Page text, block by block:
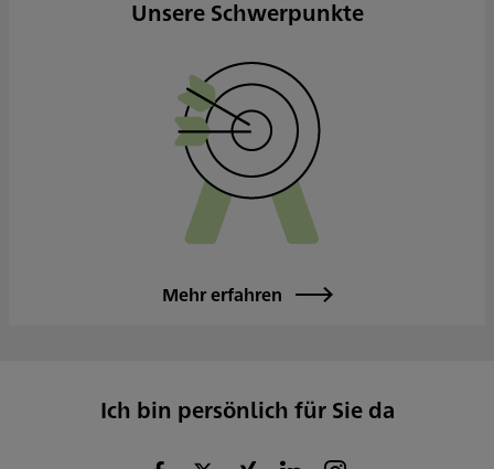
Unsere Schwerpunkte
Mehr erfahren
Ich bin persönlich für Sie da